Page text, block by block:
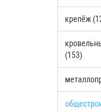
крепёж
(153)